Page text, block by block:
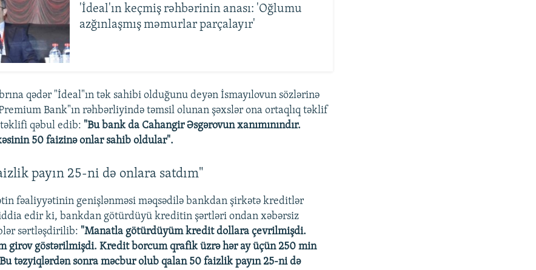
'İdeal'ın keçmiş rəhbərinin anası: 'Oğlumu
azğınlaşmış məmurlar parçalayır'
qədər "İdeal"ın tək sahibi olduğunu deyən İsmayılovun sözlərinə
Bank"ın rəhbərliyində təmsil olunan şəxslər ona ortaqlıq təklif
qəbul edib: "Bu bank da Cahangir Əsgərovun xanımınındır.
50 faizinə onlar sahib oldular".
payın 25-ni də onlara satdım"
fəaliyyətinin genişlənməsi məqsədilə bankdan şirkətə kreditlər
iddia edir ki, bankdan götürdüyü kreditin şərtləri ondan xəbərsiz
sərtləşdirilib: "Manatla götürdüyüm kredit dollara çevrilmişdi.
girov göstərilmişdi. Kredit borcum qrafik üzrə hər ay üçün 250 min
təzyiqlərdən sonra məcbur olub qalan 50 faizlik payın 25-ni də